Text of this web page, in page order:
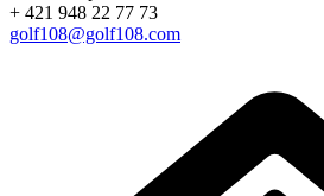
+ 421 948 22 77 73
golf108@golf108.com